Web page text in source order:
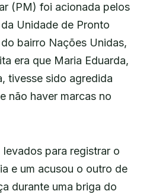
(PM) foi acionada pelos
Unidade de Pronto
bairro Nações Unidas,
era que Maria Eduarda,
tivesse sido agredida
não haver marcas no
para registrar o
e um acusou o outro de
durante uma briga do